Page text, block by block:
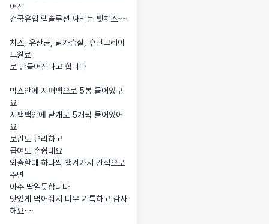
어진
건국유업 랩솔루션 짜먹는 펫치즈~~
치즈, 유산균, 닭가슴살, 휴먼그레이
드원료
로 만들어진다고 합니다
박스안에 지퍼팩으로 5봉 들어있구
요
지팩팩안에 낱개로 5개씩 들어있어
요
보관도 편리하고
급여도 손쉽네요
외출할때 하나씩 챙겨가서 간식으로
주면
아주 딱일듯합니다
맛있게 먹어줘서 너무 기특하고 감사
해요~~